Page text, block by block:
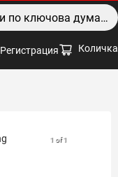
Регистрация Количка
1 of 1